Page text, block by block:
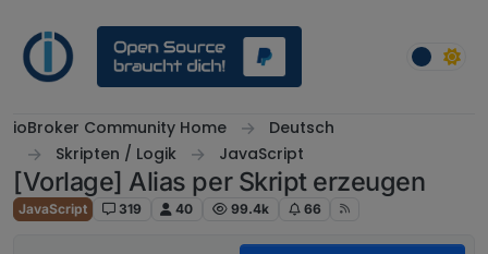
ioBroker Community Home
Deutsch
Skripten / Logik
JavaScript
[Vorlage] Alias per Skript erzeugen
JavaScript 319 40 99.4k 66